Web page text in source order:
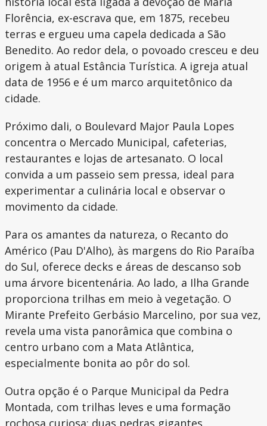
Florência, ex-escrava que, em 1875, recebeu
terras e ergueu uma capela dedicada a São
Benedito. Ao redor dela, o povoado cresceu e deu
origem à atual Estância Turística. A igreja atual
data de 1956 e é um marco arquitetônico da
cidade.
Próximo dali, o Boulevard Major Paula Lopes
concentra o Mercado Municipal, cafeterias,
restaurantes e lojas de artesanato. O local
convida a um passeio sem pressa, ideal para
experimentar a culinária local e observar o
movimento da cidade.
Para os amantes da natureza, o Recanto do
Américo (Pau D'Alho), às margens do Rio Paraíba
do Sul, oferece decks e áreas de descanso sob
uma árvore bicentenária. Ao lado, a Ilha Grande
proporciona trilhas em meio à vegetação. O
Mirante Prefeito Gerbásio Marcelino, por sua vez,
revela uma vista panorâmica que combina o
centro urbano com a Mata Atlântica,
especialmente bonita ao pôr do sol.
Outra opção é o Parque Municipal da Pedra
Montada, com trilhas leves e uma formação
rochosa curiosa: duas pedras gigantes